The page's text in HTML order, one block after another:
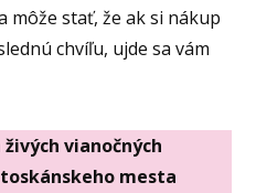
môže stať, že ak si nákup
chvíľu, ujde sa vám
živých vianočných
mesta